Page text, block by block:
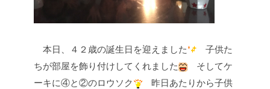
本日、４２歳の誕生日を迎えました
子供た
ちが部屋を飾り付けしてくれました
そしてケ
ーキに④と②のロウソク
昨日あたりから子供